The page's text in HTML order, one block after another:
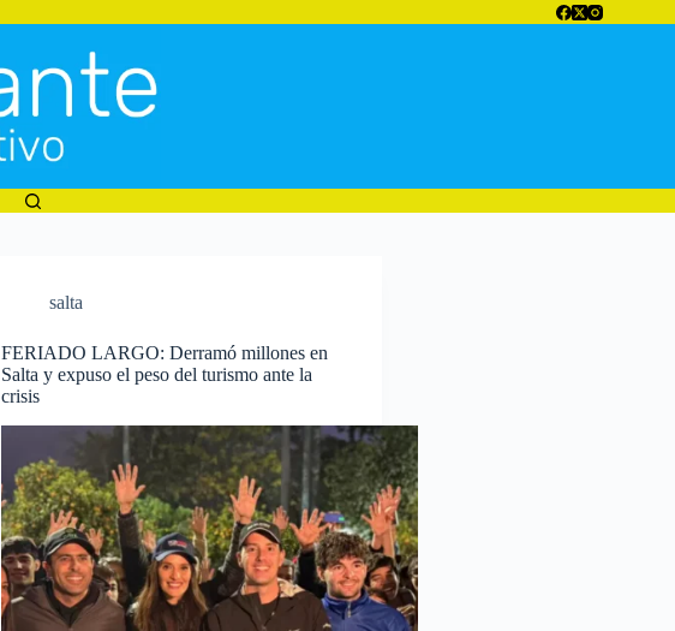
salta
FERIADO LARGO: Derramó millones en
Salta y expuso el peso del turismo ante la
crisis